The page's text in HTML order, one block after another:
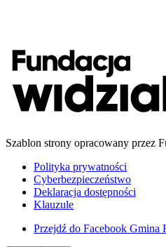
Szablon strony opracowany przez
Polityka prywatności
Cyberbezpieczeństwo
Deklaracja dostępności
Klauzule
Przejdź do Facebook Gmina